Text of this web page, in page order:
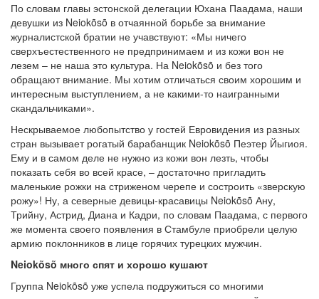
По словам главы эстонской делегации Юхана Паадама, наши
девушки из Neiokõsõ в отчаянной борьбе за внимание
журналистской братии не учавствуют: «Мы ничего
сверхъестественного не предпринимаем и из кожи вон не
лезем – не наша это культура. На Neiokõsõ и без того
обращают внимание. Мы хотим отличаться своим хорошим и
интересным выступлением, а не какими-то наигранными
скандальчиками».
Нескрываемое любопытство у гостей Евровидения из разных
стран вызывает рогатый барабанщик Neiokõsõ Пеэтер Йыгиоя.
Ему и в самом деле не нужно из кожи вон лезть, чтобы
показать себя во всей красе, – достаточно пригладить
маленькие рожки на стриженом черепе и состроить «зверскую
рожу»! Ну, а северные девицы-красавицы Neiokõsõ Ану,
Трийну, Астрид, Диана и Кадри, по словам Паадама, с первого
же момента своего появления в Стамбуле приобрели целую
армию поклонников в лице горячих турецких мужчин.
Neiokõsõ много спят и хорошо кушают
Группа Neiokõsõ уже успела подружиться со многими